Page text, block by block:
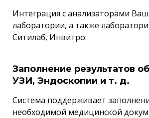
Интеграция с анализаторами
лаборатории, а также
Ситилаб, Инвитро.
Заполнение результатов
УЗИ, Эндоскопии и т. д.
Система поддерживает
необходимой медицинской